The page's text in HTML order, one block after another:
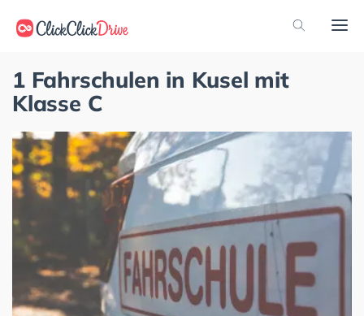
1 Fahrschulen in Kusel mit
Klasse C